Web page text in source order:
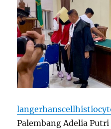
Palembang Adelia